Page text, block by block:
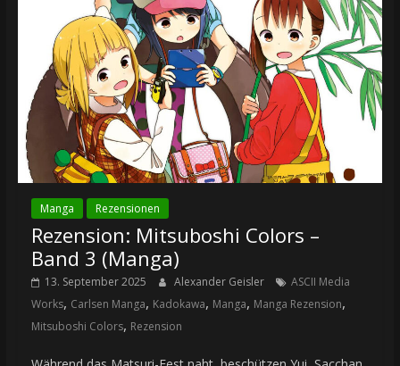
Manga Rezensionen
Rezension: Mitsuboshi Colors –
Band 3 (Manga)
13. September 2025 Alexander Geisler
ASCII Media
Works, Carlsen Manga, Kadokawa, Manga, Manga Rezension,
Mitsuboshi Colors, Rezension